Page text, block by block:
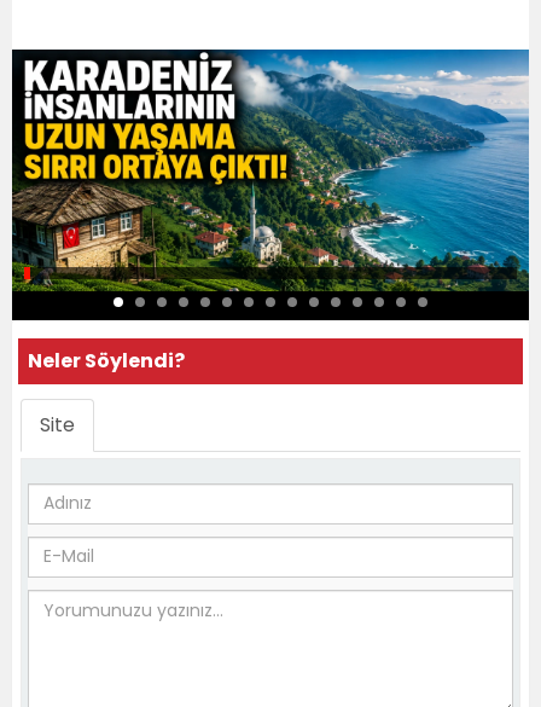
Neler Söylendi?
Site